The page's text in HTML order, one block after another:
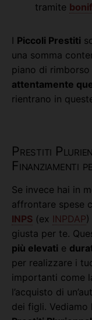
tramite
I Piccoli Prestiti
una somma
piano di
attentamente
rientrano in
Prestiti
Finanziamenti
Se invece hai in
affrontare spese
INPS (ex INPDAP)
giusta per te.
più elevati e
per realizzare i
importanti come
l’acquisto di
dei figli.